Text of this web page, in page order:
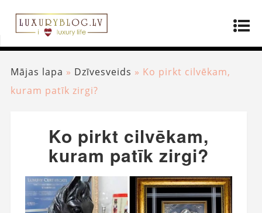
Mājas lapa » Dzīvesveids » Ko pirkt cilvēkam,
kuram patīk zirgi?
Ko pirkt cilvēkam,
kuram patīk zirgi?